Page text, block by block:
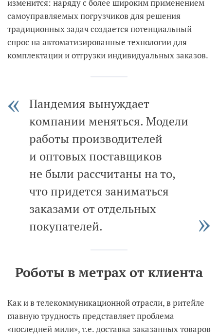
изменится: наряду с более широким применением
самоуправляемых погрузчиков для решения
традиционных задач создается потенциальный
спрос на автоматизированные технологии для
комплектации и отгрузки индивидуальных заказов.
Пандемия вынуждает
компании меняться. Модели
работы производителей
и оптовых поставщиков
не были рассчитаны на то,
что придется заниматься
заказами от отдельных
покупателей.
Роботы в метрах от клиента
Как и в телекоммуникационной отрасли, в ритейле
главную трудность представляет проблема
«последней мили», т.е. доставка заказанных товаров